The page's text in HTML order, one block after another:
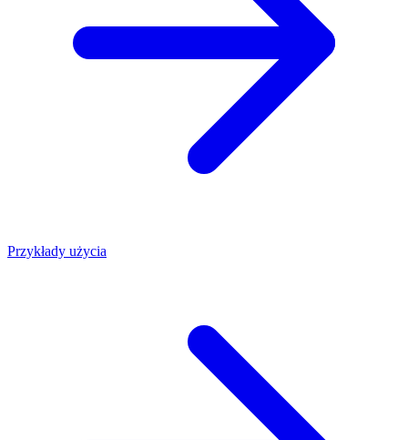
Przykłady użycia